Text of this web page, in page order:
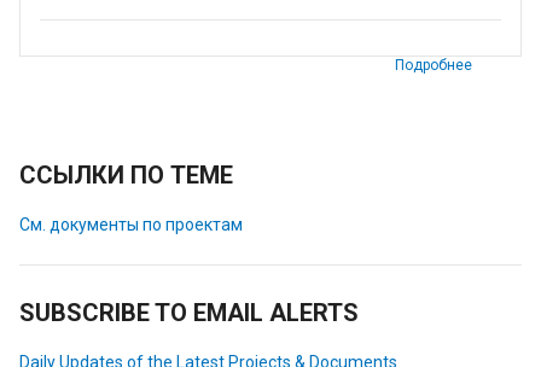
Подробнее
ССЫЛКИ ПО ТЕМЕ
См. документы по проектам
SUBSCRIBE TO EMAIL ALERTS
Daily Updates of the Latest Projects & Documents